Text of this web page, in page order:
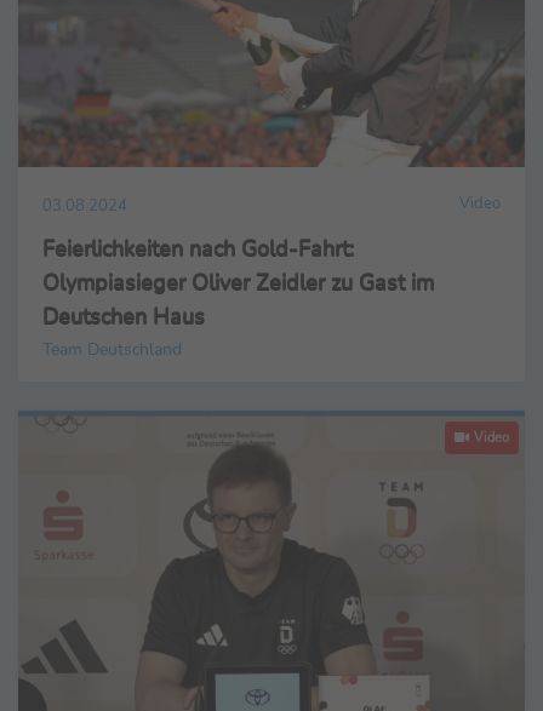
03.08.2024 Video
Feierlichkeiten nach Gold-Fahrt:
Olympiasieger Oliver Zeidler zu Gast im
Deutschen Haus
Team Deutschland
Video